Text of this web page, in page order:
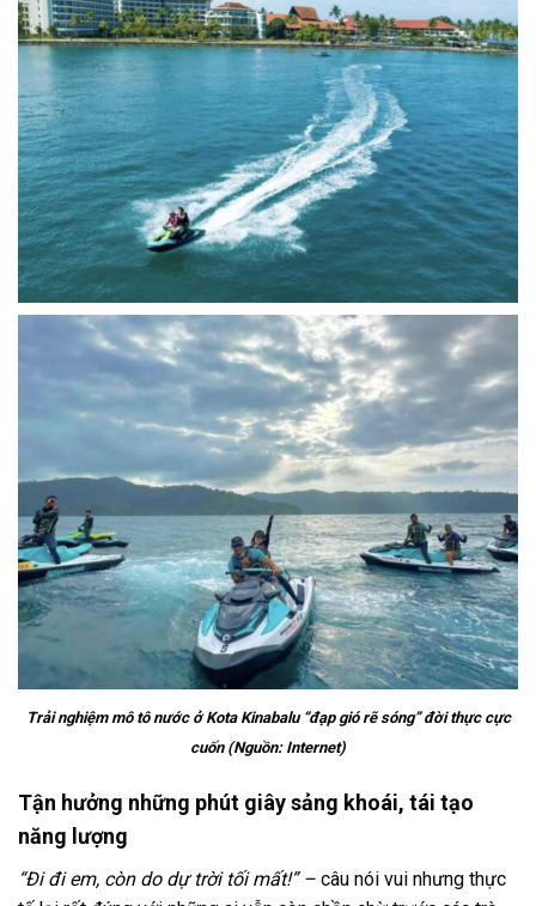
Trải nghiệm mô tô nước ở Kota Kinabalu “đạp gió rẽ sóng” đời thực cực
cuốn (Nguồn: Internet)
Tận hưởng những phút giây sảng khoái, tái tạo
năng lượng
“Đi đi em, còn do dự trời tối mất!” – câu nói vui nhưng thực